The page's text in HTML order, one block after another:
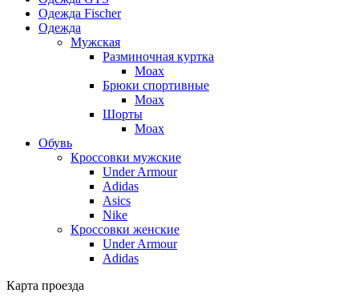
Одежда Fischer
Одежда
Мужская
Разминочная куртка
Moax
Брюки спортивные
Moax
Шорты
Moax
Обувь
Кроссовки мужские
Under Armour
Adidas
Asics
Nike
Кроссовки женские
Under Armour
Adidas
Карта проезда